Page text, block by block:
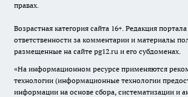
правах.
Возрастная категория сайта 16+. Редакция
ответственности за комментарии и материалы
размещенные на сайте pg12.ru и его субдоменах.
«На информационном ресурсе применяются
технологии (информационные технологии
информации на основе сбора, систематизации и